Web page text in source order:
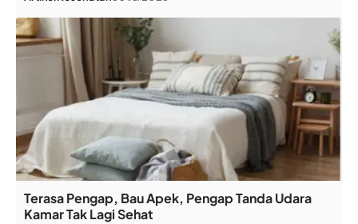
Terasa Pengap, Bau Apek, Pengap Tanda Udara
Kamar Tak Lagi Sehat